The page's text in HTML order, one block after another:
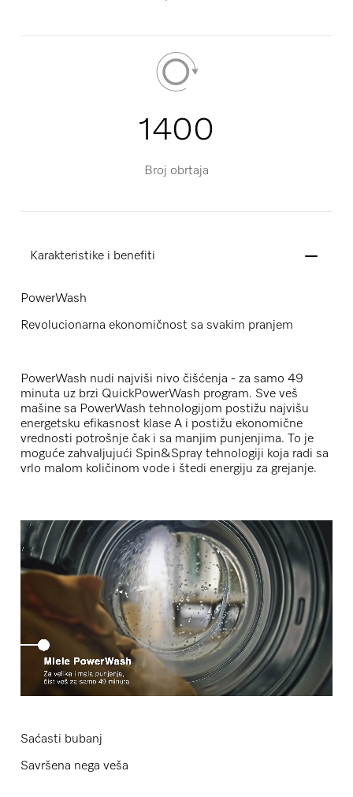
1400
Broj obrtaja
Karakteristike i benefiti
PowerWash
Revolucionarna ekonomičnost sa svakim pranjem
PowerWash nudi najviši nivo čišćenja - za samo 49
minuta uz brzi QuickPowerWash program. Sve veš
mašine sa PowerWash tehnologijom postižu najvišu
energetsku efikasnost klase A i postižu ekonomične
vrednosti potrošnje čak i sa manjim punjenjima. To je
moguće zahvaljujući Spin&Spray tehnologiji koja radi sa
vrlo malom količinom vode i štedi energiju za grejanje.
Saćasti bubanj
Savršena nega veša